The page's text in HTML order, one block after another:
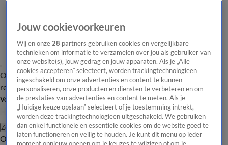
Overzicht Laatste nieuws Regionieuws Het beste van Hart
Tip de
redactie
Volg Hart van Nederland
Zoeken
OverzichtRegioUitzendingenWeerTip de redactiePanelVideo's
Jouw cookievoorkeuren
Wij en onze28 partners gebruiken cookies en vergelijkbare
technieken om informatie te verzamelen over jou als gebruiker van
onze website(s), jouw gedrag en jouw apparaten. Als je „Alle
cookies accepteren” selecteert, worden trackingtechnologieën
ingeschakeld om onze advertenties en content te kunnen
personaliseren, onze producten en diensten te verbeteren en om
de prestaties van advertenties en content te meten. Als je
„Huidige keuze opslaan” selecteert of je toestemming intrekt,
worden deze trackingtechnologieën uitgeschakeld. We gebruiken
dan enkel functionele en essentiële cookies om de website goed te
laten functioneren en veilig te houden. Je kunt dit menu op ieder